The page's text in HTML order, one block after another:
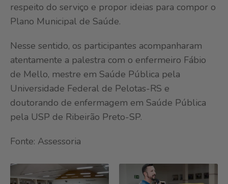
respeito do serviço e propor ideias para compor o
Plano Municipal de Saúde.
Nesse sentido, os participantes acompanharam
atentamente a palestra com o enfermeiro Fábio
de Mello, mestre em Saúde Pública pela
Universidade Federal de Pelotas-RS e
doutorando de enfermagem em Saúde Pública
pela USP de Ribeirão Preto-SP.
Fonte: Assessoria